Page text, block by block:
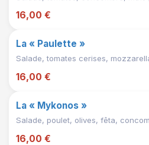
16,00 €
La « Paulette »
Salade, tomates cerises,
16,00 €
La « Mykonos »
Salade, poulet, olives, fêta,
16,00 €